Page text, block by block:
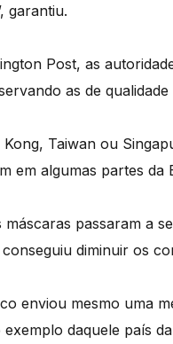
garantiu.
Post, as
as de
Taiwan ou
em algumas partes da
máscaras passaram a
diminuir os
enviou mesmo uma
daquele país